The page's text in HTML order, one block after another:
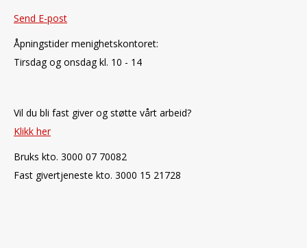
Send E-post
Åpningstider menighetskontoret:
Tirsdag og onsdag kl. 10 - 14
Vil du bli fast giver og støtte vårt arbeid?
Klikk her
Bruks kto. 3000 07 70082
Fast givertjeneste kto. 3000 15 21728